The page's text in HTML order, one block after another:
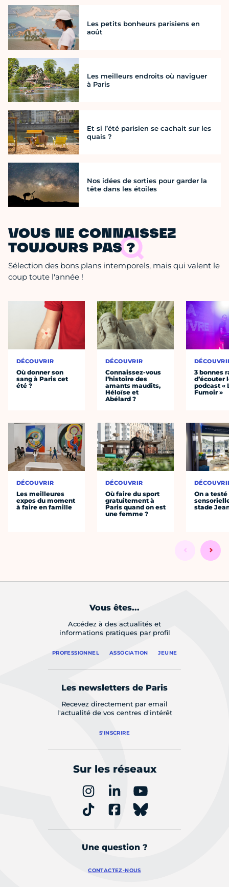
Les petits bonheurs parisiens en
août
Les meilleurs endroits où naviguer
à Paris
Et si l’été parisien se cachait sur les
quais ?
Nos idées de sorties pour garder la
tête dans les étoiles
VOUS NE CONNAISSEZ
TOUJOURS PAS ?
Sélection des bons plans intemporels, mais qui valent le
coup toute l'année !
DÉCOUVRIR
Où donner son
sang à Paris cet
été ?
DÉCOUVRIR
Les meilleures
expos du moment
à faire en famille
DÉCOUVRIR
Connaissez-vous
l’histoire des
amants maudits,
Héloïse et
Abélard ?
DÉCOUVRIR
Où faire du sport
gratuitement à
Paris quand on est
une femme ?
3 bonnes
d’écouter
podcast «
Fumoir »
On a
stade
Vous êtes...
Accédez à des actualités et
informations pratiques par profil
PROFESSIONNEL ASSOCIATION JEUNE
Les newsletters de Paris
Recevez directement par email
l'actualité de vos centres d'intérêt
S'INSCRIRE
Sur les réseaux
Une question ?
CONTACTEZ-NOUS